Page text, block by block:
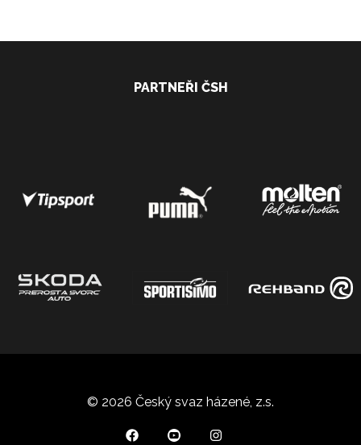
PARTNEŘI ČSH
© 2026 Český svaz házené, z.s.